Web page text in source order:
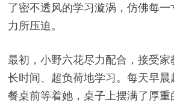
了密不透风的学习漩涡，仿佛每
力所压迫。
最初，小野六花尽力配合，接受
长时间、超负荷地学习。每天早
餐桌前等着她，桌子上摆满了厚